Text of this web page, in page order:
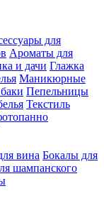
для
Ароматы для
и дачи Глажка
Маникюрные
Пепельницы
Текстиль
вина Бокалы для
шампанского